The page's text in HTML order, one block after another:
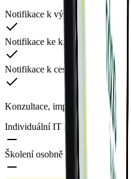
Notifikace k výdajům a kartám
Notifikace ke knize jízd
Notifikace k cesťákům
Konzultace, implementace,
Individuální IT služby a
Školení osobně nebo vzdáleně,